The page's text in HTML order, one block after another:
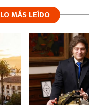
LO MÁS LEÍDO